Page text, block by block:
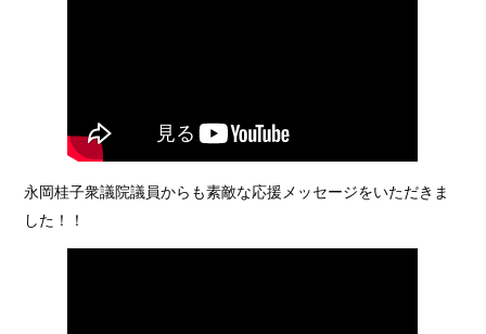
永岡桂子衆議院議員からも素敵な応援メッセージをいただきま
した！！